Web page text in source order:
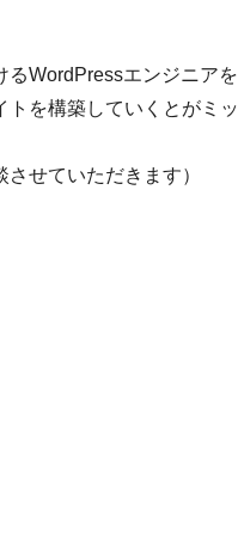
るWordPressエンジニアを
を構築していくとがミッ
せていただきます）